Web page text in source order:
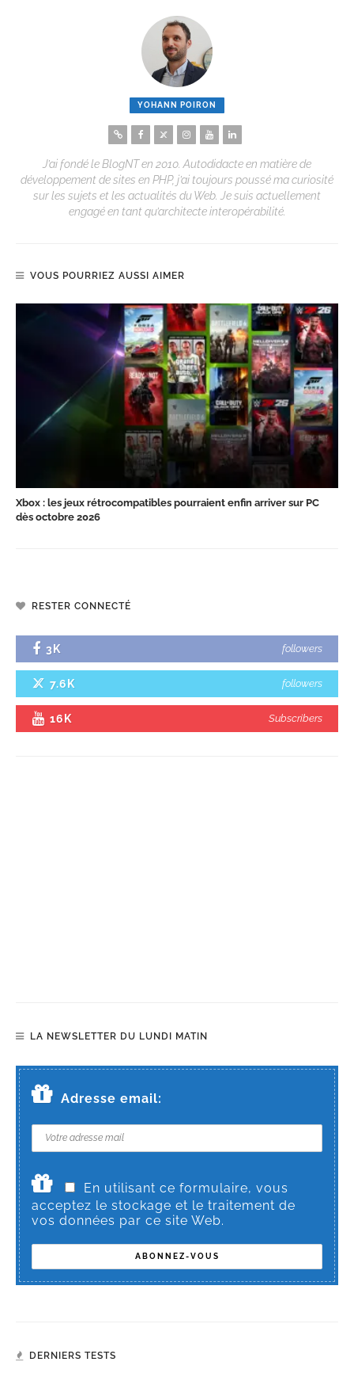
YOHANN POIRON
J’ai fondé le BlogNT en 2010. Autodidacte en matière de
développement de sites en PHP, j’ai toujours poussé ma curiosité
sur les sujets et les actualités du Web. Je suis actuellement
engagé en tant qu’architecte interopérabilité.
VOUS POURRIEZ AUSSI AIMER
Xbox : les jeux rétrocompatibles pourraient enfin arriver sur PC
dès octobre 2026
RESTER CONNECTÉ
3K followers
7.6K followers
16K Subscribers
LA NEWSLETTER DU LUNDI MATIN
Adresse email:
En utilisant ce formulaire, vous
acceptez le stockage et le traitement de
vos données par ce site Web.
DERNIERS TESTS